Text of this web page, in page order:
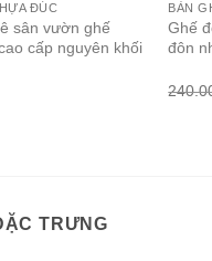
ĐÚC
sân vườn ghế
cấp nguyên khối
BÀN
Ghế
đôn
TRƯNG